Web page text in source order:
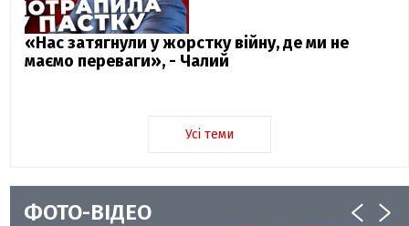
«Нас затягнули у жорстку війну, де ми не
маємо переваги», - Чалий
Усі теми
ФОТО-ВІДЕО